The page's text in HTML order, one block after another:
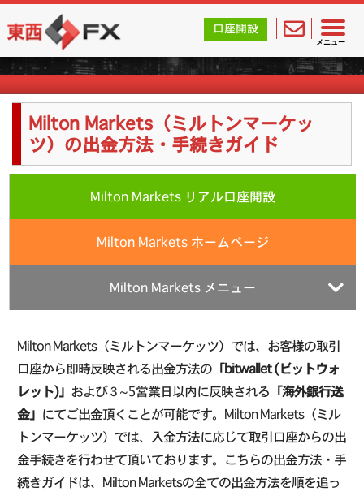
メニュー
東西FX｜海外FX会社（ブローカー）の無料口座開設サポ
口座開設
海外FX業者詳細
Milton Markets（ミルトンマーケッ
ツ）の出金方法・手続きガイド
Milton Markets リアル口座開設
Milton Markets ホームページ
Milton Markets メニュー
Milton Markets（ミルトンマーケッツ）では、お客様の取引
口座から即時反映される出金方法の 「bitwallet (ビットウォ
レット)」 および３~5営業日以内に反映される 「海外銀行送
金」 にてご出金頂くことが可能です。Milton Markets（ミル
トンマーケッツ）では、入金方法に応じて取引口座からの出
金手続きを行わせて頂いております。こちらの出金方法・手
続きガイドは、Milton Marketsの全ての出金方法を順を追っ